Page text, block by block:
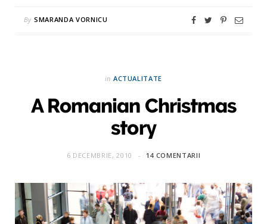
By SMARANDA VORNICU
in ACTUALITATE
A Romanian Christmas
story
6 DECEMBRIE, 2010 14 COMENTARII